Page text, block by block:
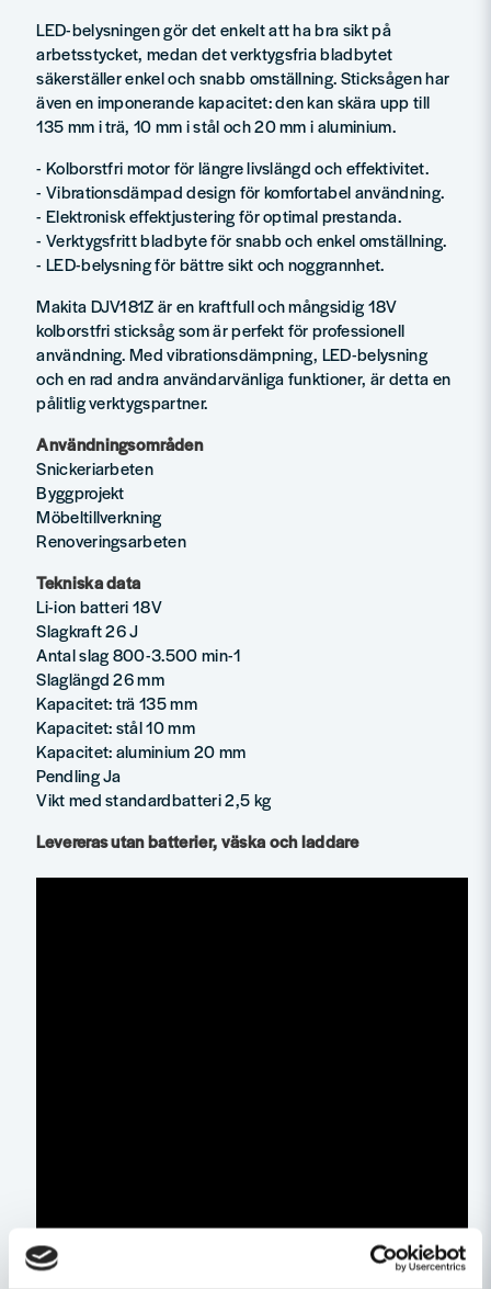
LED-belysningen gör det enkelt att ha bra sikt på
arbetsstycket, medan det verktygsfria bladbytet
säkerställer enkel och snabb omställning. Sticksågen har
även en imponerande kapacitet: den kan skära upp till
135 mm i trä, 10 mm i stål och 20 mm i aluminium.
- Kolborstfri motor för längre livslängd och effektivitet.
- Vibrationsdämpad design för komfortabel användning.
- Elektronisk effektjustering för optimal prestanda.
- Verktygsfritt bladbyte för snabb och enkel omställning.
- LED-belysning för bättre sikt och noggrannhet.
Makita DJV181Z är en kraftfull och mångsidig 18V
kolborstfri sticksåg som är perfekt för professionell
användning. Med vibrationsdämpning, LED-belysning
och en rad andra användarvänliga funktioner, är detta en
pålitlig verktygspartner.
Användningsområden
Snickeriarbeten
Byggprojekt
Möbeltillverkning
Renoveringsarbeten
Tekniska data
Li-ion batteri 18V
Slagkraft 26 J
Antal slag 800-3.500 min-1
Slaglängd 26 mm
Kapacitet: trä 135 mm
Kapacitet: stål 10 mm
Kapacitet: aluminium 20 mm
Pendling Ja
Vikt med standardbatteri 2,5 kg
Levereras utan batterier, väska och laddare